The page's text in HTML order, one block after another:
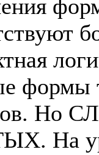
формы
Но
На